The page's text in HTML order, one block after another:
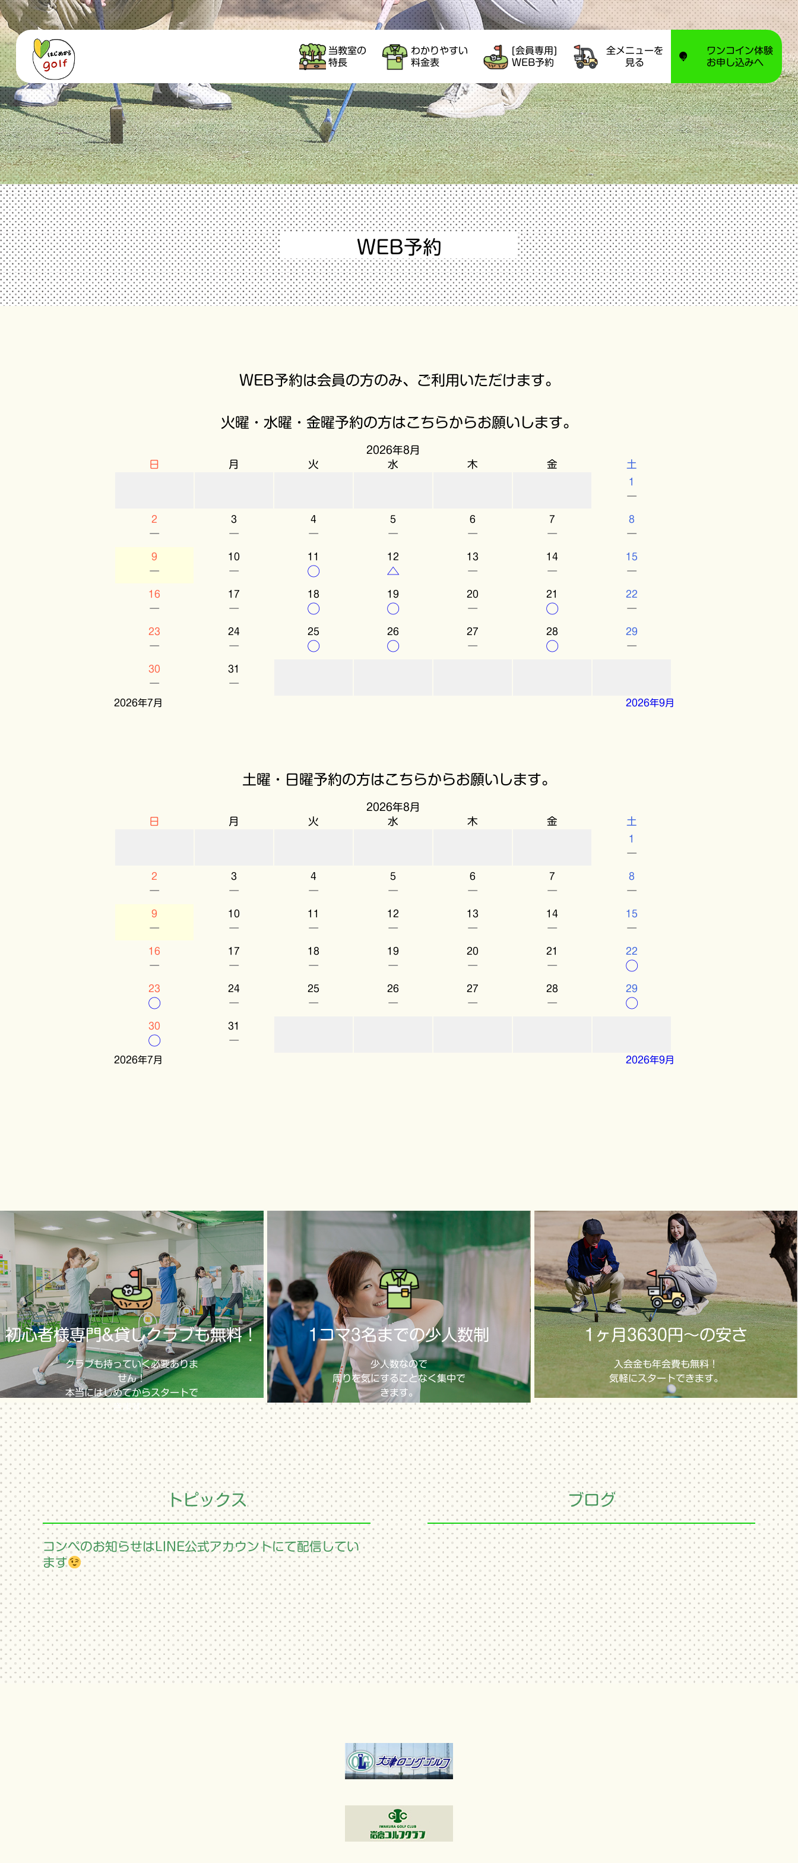
当教室の
特長
わかりやすい
料金表
[会員専用]
WEB予約
全メニューを
見る
ワンコイン体験
お申し込みへ
WEB予約
WEB予約は会員の方のみ、ご利用いただけます。
火曜・水曜・金曜予約の方はこちらからお願いします。
2026年8月
日
月 火 水 木 金 土
1
－
2
－
3
－
4
－
5
－
6
－
7
－
8
－
9
－
10
－
11
○
12
△
13
－
14
－
15
－
16
－
17
－
18
○
19
○
20
－
21
○
22
－
23
－
24
－
25
○
26
○
27
－
28
○
29
－
30
－
31
－
2026年7月 2026年9月
土曜・日曜予約の方はこちらからお願いします。
2026年8月
日
月 火 水 木 金 土
1
－
2
－
3
－
4
－
5
－
6
－
7
－
8
－
9
－
10
－
11
－
12
－
13
－
14
－
15
－
16
－
17
－
18
－
19
－
20
－
21
－
22
○
23
○
24
－
25
－
26
－
27
－
28
－
29
○
30
○
31
－
2026年7月 2026年9月
初心者様専門&貸しクラブも無料！
クラブも持っていく必要ありま
せん！
本当にはじめてからスタートで
きます。
1コマ3名までの少人数制
少人数なので
周りを気にすることなく集中で
きます。
1ヶ月3630円～の安さ
入会金も年会費も無料！
気軽にスタートできます。
トピックス
コンペのお知らせはLINE公式アカウントにて配信してい
ます
ブログ